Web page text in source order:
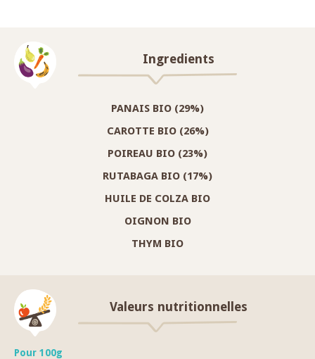
Ingredients
PANAIS BIO (29%)
CAROTTE BIO (26%)
POIREAU BIO (23%)
RUTABAGA BIO (17%)
HUILE DE COLZA BIO
OIGNON BIO
THYM BIO
Valeurs nutritionnelles
Pour 100g